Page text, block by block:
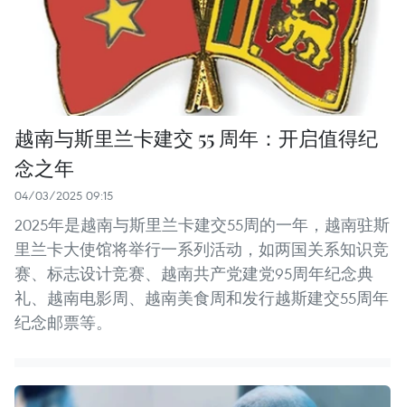
越南与斯里兰卡建交 55 周年：开启值得纪
念之年
04/03/2025 09:15
2025年是越南与斯里兰卡建交55周的一年，越南驻斯
里兰卡大使馆将举行一系列活动，如两国关系知识竞
赛、标志设计竞赛、越南共产党建党95周年纪念典
礼、越南电影周、越南美食周和发行越斯建交55周年
纪念邮票等。